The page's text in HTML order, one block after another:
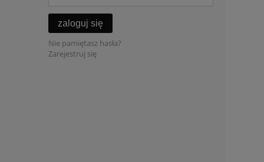
zaloguj się
Nie pamiętasz hasła?
Zarejestruj się